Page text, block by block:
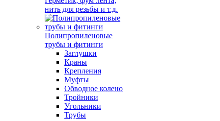
нить для резьбы и т.д.
Полипропиленовые
трубы и фитинги
Заглушки
Краны
Крепления
Муфты
Обводное колено
Тройники
Угольники
Трубы